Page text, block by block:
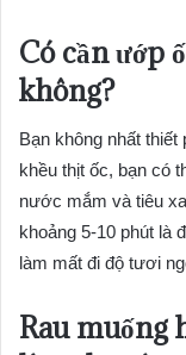
Có cần ướp
không?
Bạn không nhất thiết
khều thịt ốc, bạn có
nước mắm và tiêu
khoảng 5-10 phút là
làm mất đi độ tươi
Rau muống